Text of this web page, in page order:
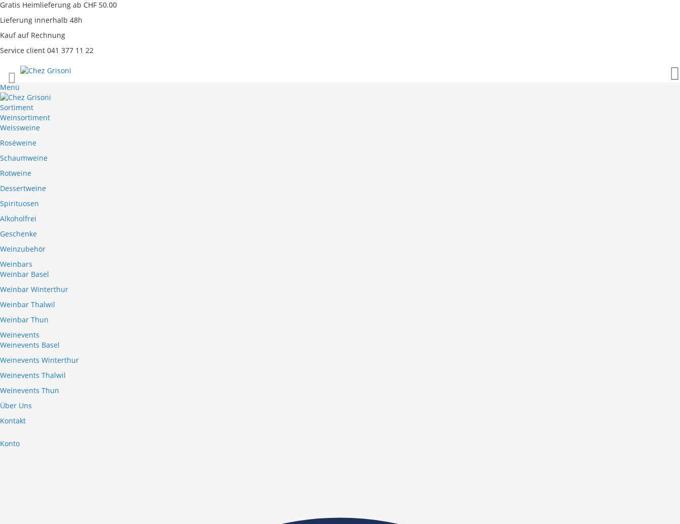
Gratis Heimlieferung ab CHF 50.00
Lieferung innerhalb 48h
Kauf auf Rechnung
Service client 041 377 11 22
Menü
Sortiment
Weinsortiment
Weissweine
Roséweine
Schaumweine
Rotweine
Dessertweine
Spirituosen
Alkoholfrei
Geschenke
Weinzubehör
Weinbars
Weinbar Basel
Weinbar Winterthur
Weinbar Thalwil
Weinbar Thun
Weinevents
Weinevents Basel
Weinevents Winterthur
Weinevents Thalwil
Weinevents Thun
Über Uns
Kontakt
Konto